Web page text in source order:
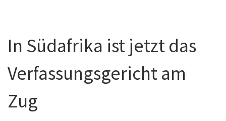
In Südafrika ist jetzt das
Verfassungsgericht am
Zug